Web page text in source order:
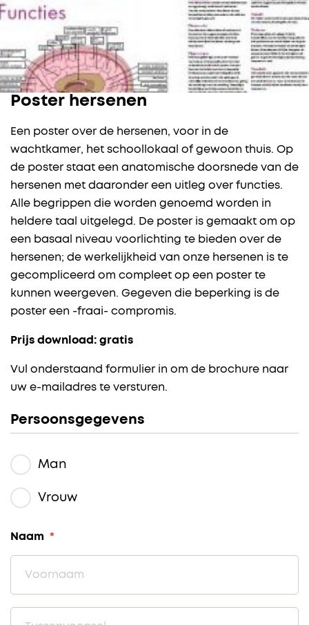
Poster hersenen
Een poster over de hersenen, voor in de
wachtkamer, het schoollokaal of gewoon thuis. Op
de poster staat een anatomische doorsnede van de
hersenen met daaronder een uitleg over functies.
Alle begrippen die worden genoemd worden in
heldere taal uitgelegd. De poster is gemaakt om op
een basaal niveau voorlichting te bieden over de
hersenen; de werkelijkheid van onze hersenen is te
gecompliceerd om compleet op een poster te
kunnen weergeven. Gegeven die beperking is de
poster een -fraai- compromis.
Prijs download: gratis
Vul onderstaand formulier in om de brochure naar
uw e-mailadres te versturen.
Persoonsgegevens
Man
Vrouw
Naam *